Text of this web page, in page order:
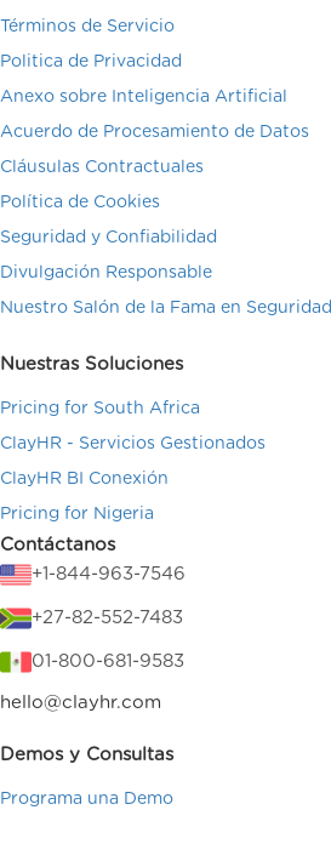
Términos de Servicio
Politica de Privacidad
Anexo sobre Inteligencia Artificial
Acuerdo de Procesamiento de Datos
Cláusulas Contractuales
Política de Cookies
Seguridad y Confiabilidad
Divulgación Responsable
Nuestro Salón de la Fama en Seguridad
Nuestras Soluciones
Pricing for South Africa
ClayHR - Servicios Gestionados
ClayHR BI Conexión
Pricing for Nigeria
Contáctanos
+1-844-963-7546
+27-82-552-7483
01-800-681-9583
hello@clayhr.com
Demos y Consultas
Programa una Demo